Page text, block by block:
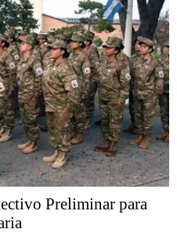
Preliminar para